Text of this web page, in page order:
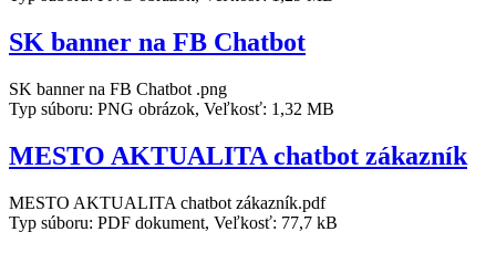
SK banner na FB Chatbot
SK banner na FB Chatbot .png
Typ súboru: PNG obrázok, Veľkosť: 1,32 MB
MESTO AKTUALITA chatbot zákazník
MESTO AKTUALITA chatbot zákazník.pdf
Typ súboru: PDF dokument, Veľkosť: 77,7 kB